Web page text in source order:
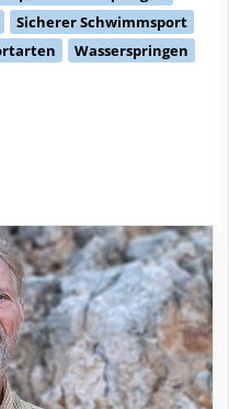
Sicherer Schwimmsport
Wasserspringen